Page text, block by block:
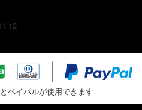
12
ペイパルが使用できます